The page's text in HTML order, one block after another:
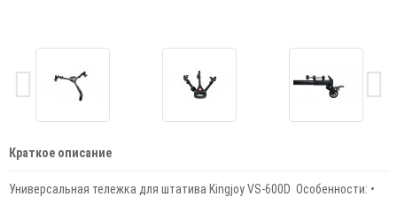
Краткое описание
Универсальная тележка для штатива Kingjoy VS-600D Особенности: •